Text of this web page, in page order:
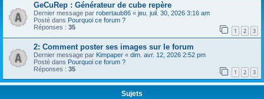
GeCuRep : Générateur de cube repère
Dernier message par robertaub86 « jeu. juil. 30, 2026 3:16 am
Posté dans Pourquoi ce forum ?
Réponses : 35 1 2 3
2: Comment poster ses images sur le forum
Dernier message par Kimpaper « dim. avr. 12, 2026 2:52 pm
Posté dans Pourquoi ce forum ?
Réponses : 35 1 2 3
Sujets